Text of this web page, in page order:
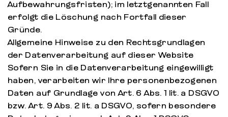
Aufbewahrungsfristen); im letztgenannten Fall
erfolgt die Löschung nach Fortfall dieser
Gründe.
Allgemeine Hinweise zu den Rechtsgrundlagen
der Datenverarbeitung auf dieser Website
Sofern Sie in die Datenverarbeitung eingewilligt
haben, verarbeiten wir Ihre personenbezogenen
Daten auf Grundlage von Art. 6 Abs. 1 lit. a DSGVO
bzw. Art. 9 Abs. 2 lit. a DSGVO, sofern besondere